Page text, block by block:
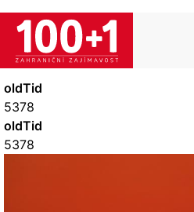
Přejít
hlavnímu
obsahu
oldTid
5378
oldTid
5378